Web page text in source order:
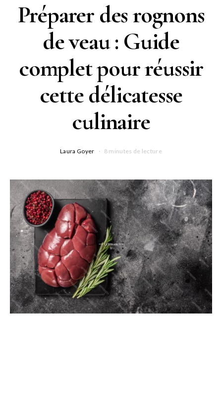
Préparer des rognons
de veau : Guide
complet pour réussir
cette délicatesse
culinaire
Laura Goyer 8 minutes de lecture